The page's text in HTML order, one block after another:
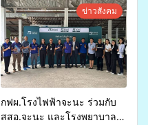
จ่ายงบกองทุนสุขภาพตำบล
รองรับการจัดบริการพาหนะรับ
ส่งผู้ทุพพลภาพเพื่อเข้ารับ
บริการสาธารณสุข ลดความ
เหลื่อมล้ำ ยกระดับคุณภาพ
ชีวิตประชาชนอย่างยั่งยืน
ข่าวสังคม
กฟผ.โรงไฟฟ้าจะนะ ร่วมกับ
สสอ.จะนะ และโรงพยาบาล